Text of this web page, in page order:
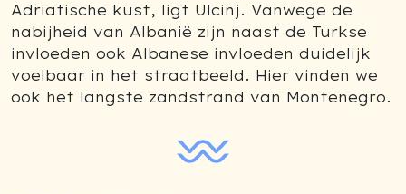
Adriatische kust, ligt Ulcinj. Vanwege de
nabijheid van Albanië zijn naast de Turkse
invloeden ook Albanese invloeden duidelijk
voelbaar in het straatbeeld. Hier vinden we
ook het langste zandstrand van Montenegro.